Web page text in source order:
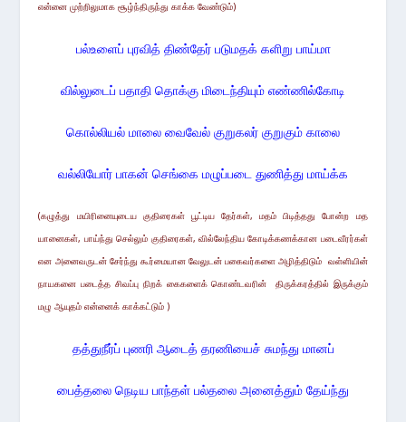
என்னை முற்றிலுமாக சூழ்ந்திருந்து காக்க வேண்டும்)
பல்உளைப் புரவித் திண்தேர் படுமதக் களிறு பாய்மா
வில்லுடைப் பதாதி தொக்கு மிடைந்தியும் எண்ணில்கோடி
கொல்லியல் மாலை வைவேல் குறுகலர் குறுகும் காலை
வல்லியோர் பாகன் செங்கை மழுப்படை துணித்து மாய்க்க
(கழுத்து மயிரினையுடைய குதிரைகள் பூட்டிய தேர்கள், மதம்பிடித்தது போன்ற மத
யானைகள், பாய்ந்து செல்லும் குதிரைகள், வில்லேந்திய கோடிக்கணக்கான படைவீரர்கள்
என அனைவருடன் சேர்ந்து கூர்மையான வேலுடன்பகைவர்களை அழித்திடும் வள்ளியின்
நாயகனை படைத்த சிவப்பு நிறக் கைகளைக் கொண்டவரின் திருக்கரத்தில் இருக்கும்
மழு ஆயுதம் என்னைக் காக்கட்டும் )
தத்துநீர்ப் புணரி ஆடைத் தரணியைச் சுமந்து மானப்
பைத்தலை நெடிய பாந்தள் பல்தலை அனைத்தும் தேய்ந்து